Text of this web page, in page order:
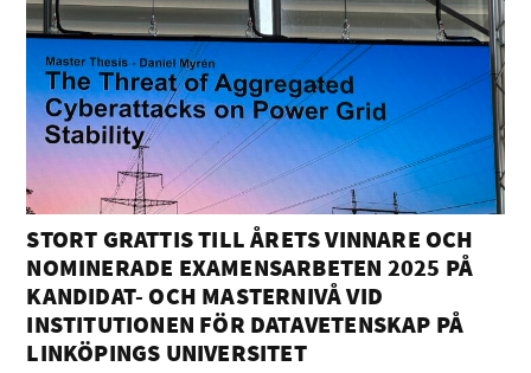
STORT GRATTIS TILL ÅRETS VINNARE OCH
NOMINERADE EXAMENSARBETEN 2025 PÅ
KANDIDAT- OCH MASTERNIVÅ VID
INSTITUTIONEN FÖR DATAVETENSKAP PÅ
LINKÖPINGS UNIVERSITET